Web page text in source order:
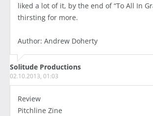
liked a lot of it, by the end of “To All In
thirsting for more.
Author: Andrew Doherty
Solitude Productions
02.10.2013, 01:03
Review
Pitchline Zine